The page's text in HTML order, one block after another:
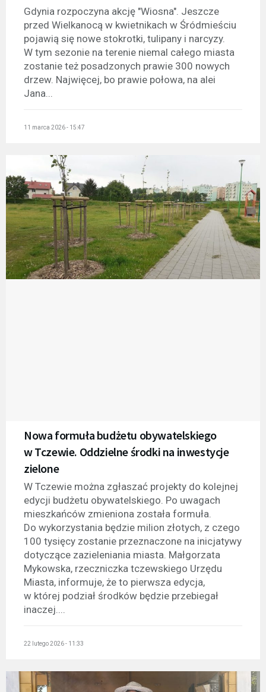
Gdynia rozpoczyna akcję "Wiosna". Jeszcze
przed Wielkanocą w kwietnikach w Śródmieściu
pojawią się nowe stokrotki, tulipany i narcyzy.
W tym sezonie na terenie niemal całego miasta
zostanie też posadzonych prawie 300 nowych
drzew. Najwięcej, bo prawie połowa, na alei
Jana...
11 marca 2026 - 15:47
Nowa formuła budżetu obywatelskiego
w Tczewie. Oddzielne środki na inwestycje
zielone
W Tczewie można zgłaszać projekty do kolejnej
edycji budżetu obywatelskiego. Po uwagach
mieszkańców zmieniona została formuła.
Do wykorzystania będzie milion złotych, z czego
100 tysięcy zostanie przeznaczone na inicjatywy
dotyczące zazieleniania miasta. Małgorzata
Mykowska, rzeczniczka tczewskiego Urzędu
Miasta, informuje, że to pierwsza edycja,
w której podział środków będzie przebiegał
inaczej....
22 lutego 2026 - 11:33